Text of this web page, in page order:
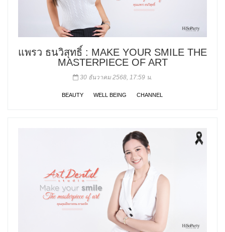
แพรว ธนวิสุทธิ์ : MAKE YOUR SMILE THE
MASTERPIECE OF ART
30 ธันวาคม 2568, 17:59 น.
BEAUTY WELL BEING CHANNEL